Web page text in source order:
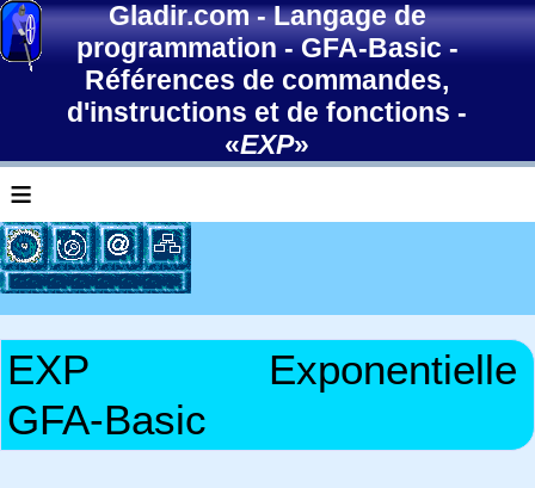
Gladir.com-Langage de
programmation-GFA-Basic-
Références de commandes,
d'instructions et de fonctions -
«EXP»
≡
EXP
Exponentielle
GFA-Basic